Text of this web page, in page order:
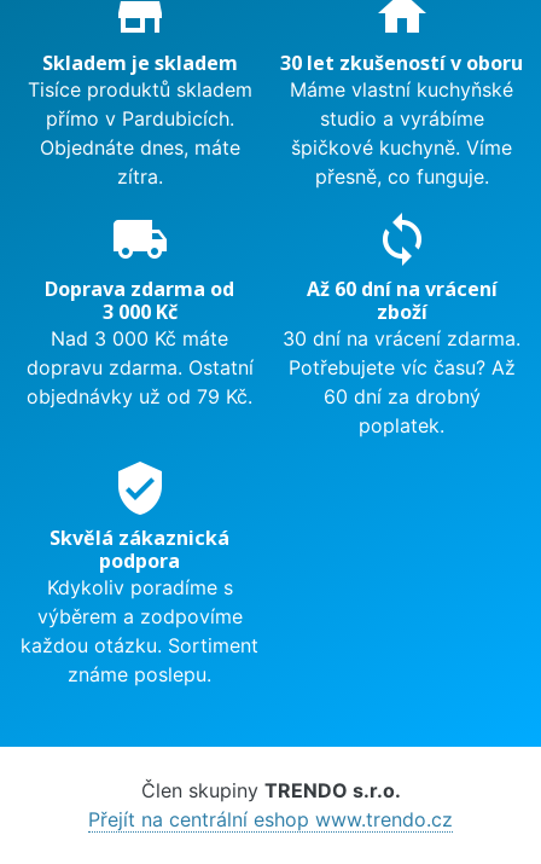
store_mall_directory
Skladem je skladem
Tisíce produktů skladem
přímo v Pardubicích.
Objednáte dnes, máte
zítra.
home
30 let zkušeností v oboru
Máme vlastní kuchyňské
studio a vyrábíme
špičkové kuchyně. Víme
přesně, co funguje.
local_shipping
Doprava zdarma od
3 000 Kč
Nad 3 000 Kč máte
dopravu zdarma. Ostatní
objednávky už od 79 Kč.
sync
Až 60 dní na vrácení
zboží
30 dní na vrácení zdarma.
Potřebujete víc času? Až
60 dní za drobný
poplatek.
verified_user
Skvělá zákaznická
podpora
Kdykoliv poradíme s
výběrem a zodpovíme
každou otázku. Sortiment
známe poslepu.
Člen skupiny TRENDO s.r.o.
Přejít na centrální eshop www.trendo.cz